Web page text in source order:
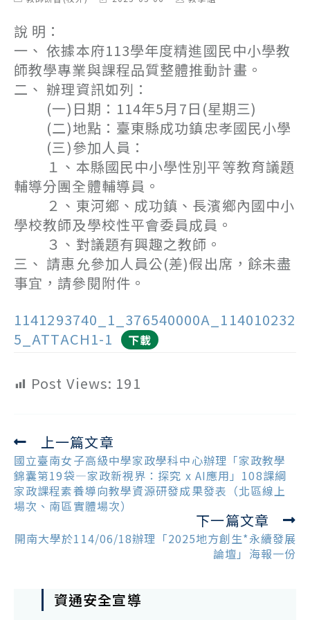
說 明：
一、 依據本府113學年度精進國民中小學教
師教學專業與課程品質整體推動計畫。
二、 辦理資訊如列：
(一)日期：114年5月7日(星期三)
(二)地點：臺東縣成功鎮忠孝國民小學
(三)參加人員：
１、本縣國民中小學性別平等教育議題
輔導分團全體輔導員。
２、東河鄉、成功鎮、長濱鄉內國中小
學校教師及學校性平會委員成員。
３、對議題有興趣之教師。
三、 請惠允參加人員公(差)假出席，餘未盡
事宜，請參閱附件。
1141293740_1_376540000A_114010232
5_ATTACH1-1
下載
Post Views: 191
Read
more
articles
上一篇文章
國立臺南女子高級中學家政學科中心辦理「家政教學
錦囊第19袋—家政新視界：探究 x AI應用」108課綱
家政課程素養導向教學資源研發成果發表（北區線上
場次、南區實體場次）
下一篇文章
開南大學於114/06/18辦理「2025地方創生*永續發展
論壇」海報一份
資通安全宣導